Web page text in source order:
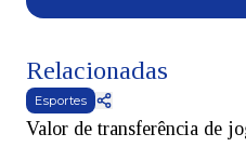
Relacionadas
Esportes
Valor de transferência de